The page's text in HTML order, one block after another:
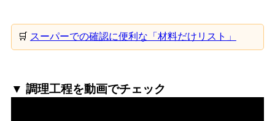
🛒 スーパーでの確認に便利な「材料だけリスト」
▼ 調理工程を動画でチェック